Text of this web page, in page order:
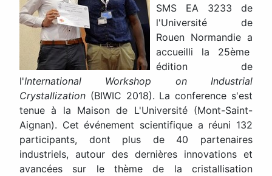
SMS EA 3233 de
l'Université de
Rouen Normandie a
accueilli la 25ème
édition de
l'International Workshop on Industrial
Crystallization (BIWIC 2018). La conference s'est
tenue à la Maison de L'Université (Mont-Saint-
Aignan). Cet événement scientifique a réuni 132
participants, dont plus de 40 partenaires
industriels, autour des dernières innovations et
avancées sur le thème de la cristallisation